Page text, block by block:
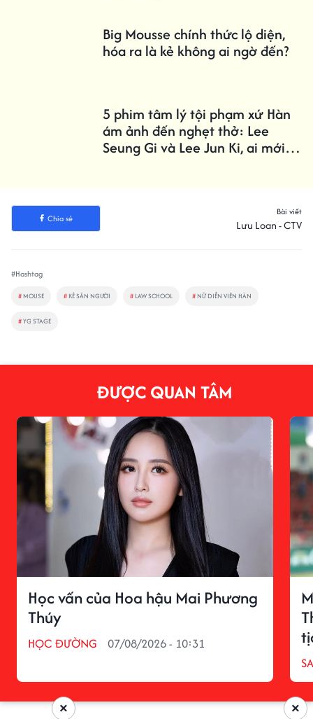
Big Mousse chính thức lộ diện,
hóa ra là kẻ không ai ngờ đến?
5 phim tâm lý tội phạm xứ Hàn
ám ảnh đến nghẹt thở: Lee
Seung Gi và Lee Jun Ki, ai mới là
Chia sẻ
Bài viết
Lưu Loan - CTV
#Hashtag
# MOUSE # KẺ SĂN NGƯỜI # LAW SCHOOL # NỮ DIỄN VIÊN HÀN
#YG STAGE
ĐƯỢC QUAN TÂM
Học vấn của Hoa hậu Mai Phương
Thúy
HỌC ĐƯỜNG 07/08/2026 - 10:31
×
×